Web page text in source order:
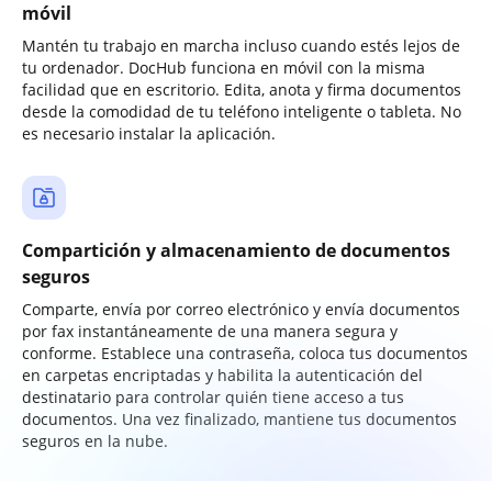
móvil
Mantén tu trabajo en marcha incluso cuando estés lejos de
tu ordenador. DocHub funciona en móvil con la misma
facilidad que en escritorio. Edita, anota y firma documentos
desde la comodidad de tu teléfono inteligente o tableta. No
es necesario instalar la aplicación.
Compartición y almacenamiento de documentos
seguros
Comparte, envía por correo electrónico y envía documentos
por fax instantáneamente de una manera segura y
conforme. Establece una contraseña, coloca tus documentos
en carpetas encriptadas y habilita la autenticación del
destinatario para controlar quién tiene acceso a tus
documentos. Una vez finalizado, mantiene tus documentos
seguros en la nube.